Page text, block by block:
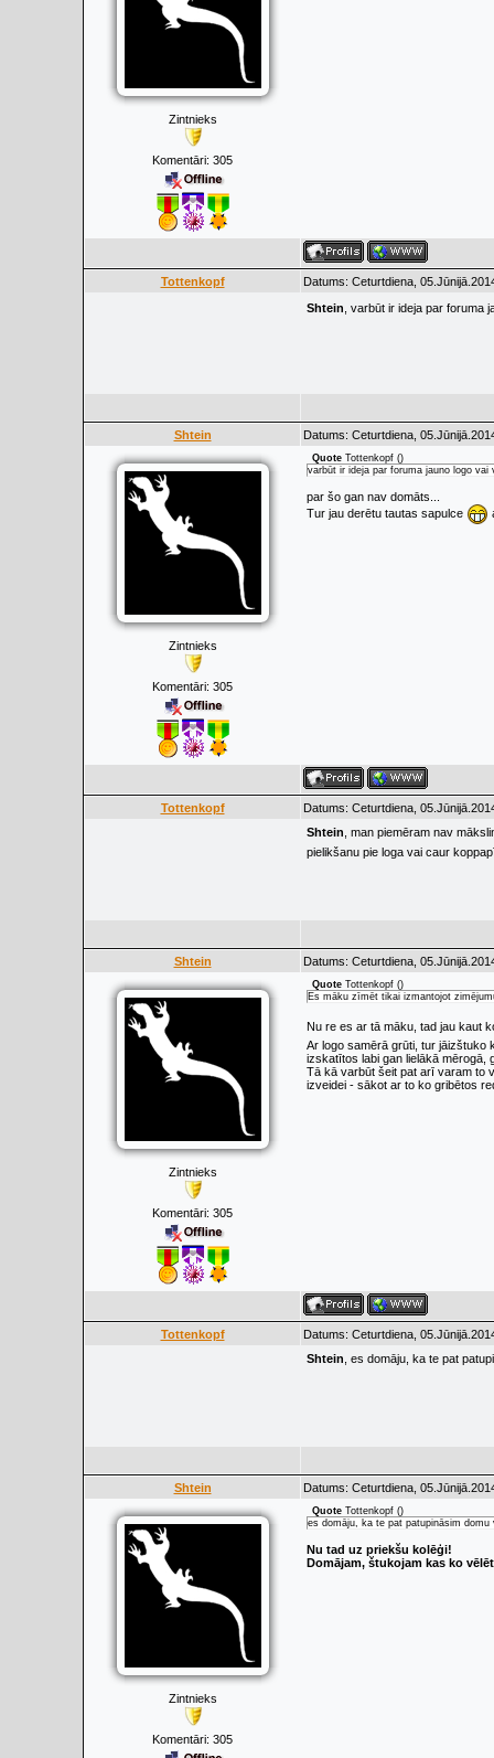
Zintnieks
Komentāri: 305
Tottenkopf Datums: Ceturtdiena,
Shtein , varbūt ir ideja par
Shtein Datums: Ceturtdiena,
Zintnieks
Komentāri: 305
Quote Tottenkopf ()
varbūt ir ideja par foruma jauno logo
par šo gan nav domāts...
Tur jau derētu tautas sapulce
Tottenkopf
Datums: Ceturtdiena,
Shtein , man piemēram nav
pielikšanu pie loga vai caur
Shtein Datums: Ceturtdiena,
Zintnieks
Komentāri: 305
Quote Tottenkopf ()
Es māku zīmēt tikai izmantojot
Nu re es ar tā māku, tad jau kaut
Ar logo samērā grūti, tur jāizštuko
izskatītos labi gan lielākā mērogā,
Tā kā varbūt šeit pat arī varam to
izveidei - sākot ar to ko gribētos
Tottenkopf
Datums: Ceturtdiena,
Shtein , es domāju, ka te pat
Shtein Datums: Ceturtdiena,
Zintnieks
Komentāri: 305
Quote Tottenkopf ()
es domāju, ka te pat patupināsim domu
Nu tad uz priekšu kolēģi!
Domājam, štukojam kas ko